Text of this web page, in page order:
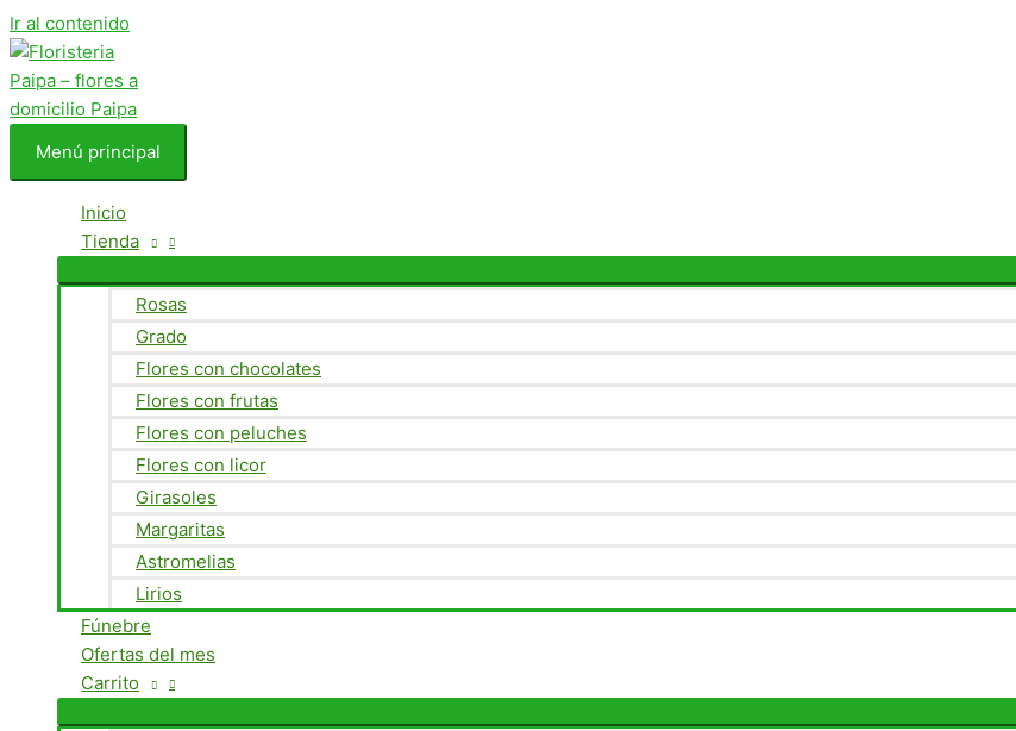
Ir al contenido
Menú principal
Inicio
Tienda
Rosas
Grado
Flores con chocolates
Flores con frutas
Flores con peluches
Flores con licor
Girasoles
Margaritas
Astromelias
Lirios
Fúnebre
Ofertas del mes
Carrito